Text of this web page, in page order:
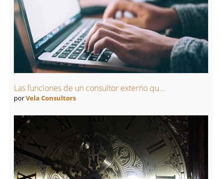
Las funciones de un consultor externo qu...
porVela Consultors